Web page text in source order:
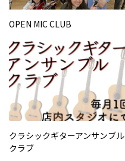
OPEN MIC CLUB
クラシックギターアンサンブル
クラブ